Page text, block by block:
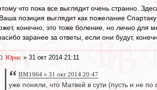
что пока все выглядит очень странно.
позиция выглядит как пожелание
конечно, это тоже боление, но лично для
заранее за ответы, если они будут,
Юрис » 31 окт 2014 21:11
BM1964 » 31 окт 2014 20:47
уже поняли, что Матвей в сути (пусть и не